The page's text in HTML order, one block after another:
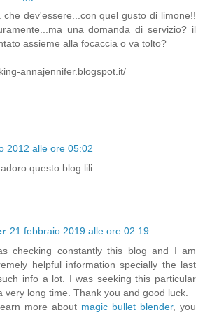
che dev'essere...con quel gusto di limone!!
una domanda di servizio? il
assieme alla focaccia o va tolto?
annajennifer.blogspot.it/
2012 alle ore 05:02
questo blog lili
21 febbraio 2019 alle ore 02:19
checking constantly this blog and I am
helpful information specially the last
info a lot. I was seeking this particular
very long time. Thank you and good luck.
more about magic bullet blender, you